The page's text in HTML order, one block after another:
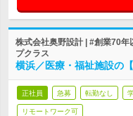
株式会社奥野設計 | #創業70
プクラス
横浜／医療・福祉施設の
正社員 急募 転勤なし
リモートワーク可